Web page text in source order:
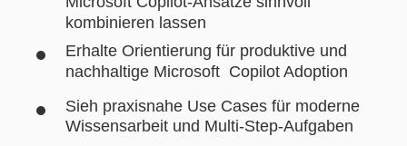
kombinieren lassen
Erhalte Orientierung für produktive und
nachhaltige Microsoft Copilot Adoption
Sieh praxisnahe Use Cases für moderne
Wissensarbeit und Multi-Step-Aufgaben